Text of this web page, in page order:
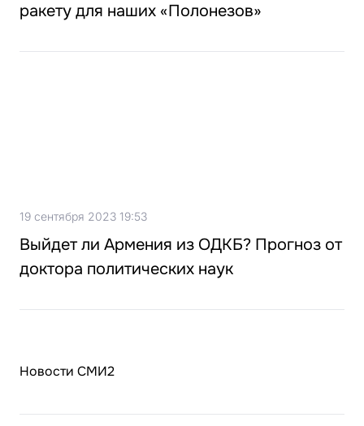
ракету для наших «Полонезов»
19 сентября 2023 19:53
Выйдет ли Армения из ОДКБ? Прогноз от
доктора политических наук
Новости СМИ2